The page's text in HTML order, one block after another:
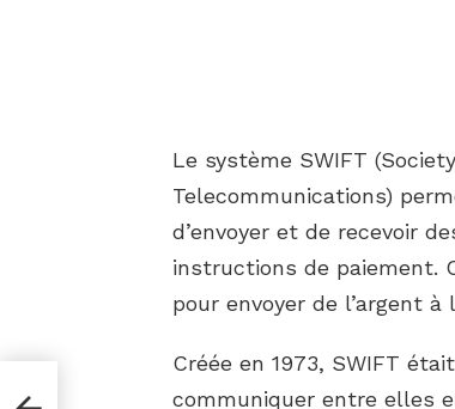
Le système SWIFT
Telecommunications)
d’envoyer et de recevoir
instructions de paiement.
pour envoyer de l’argent à
Créée en 1973, SWIFT
communiquer entre elles